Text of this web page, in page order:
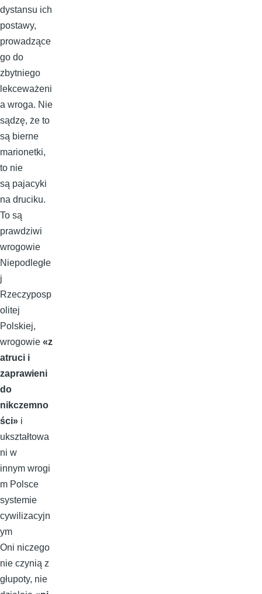
dystansu ich
postawy,
prowadzące
go do
zbytniego
lekceważeni
a wroga. Nie
sądzę, że to
są bierne
marionetki,
to nie
są pajacyki
na druciku.
To są
prawdziwi
wrogowie
Niepodległe
j
Rzeczyposp
olitej
Polskiej,
wrogowie «z
atruci i
zaprawieni
do
nikczemno
ści» i
ukształtowa
ni w
innym wrogi
m Polsce
systemie
cywilizacyjn
ym
Oni niczego
nie czynią z
głupoty, nie